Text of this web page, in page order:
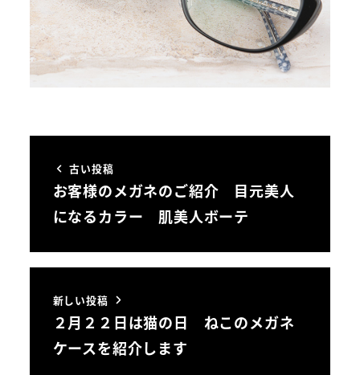
古い投稿
お客様のメガネのご紹介 目元美人
になるカラー 肌美人ボーテ
新しい投稿
２月２２日は猫の日 ねこのメガネ
ケースを紹介します